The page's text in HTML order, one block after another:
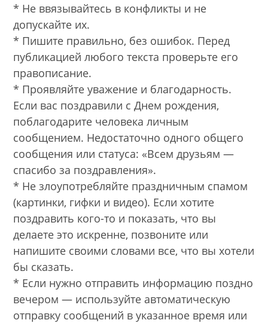
* Не ввязывайтесь в конфликты и не
допускайте их.
* Пишите правильно, без ошибок. Перед
публикацией любого текста проверьте его
правописание.
* Проявляйте уважение и благодарность.
Если вас поздравили с Днем рождения,
поблагодарите человека личным
сообщением. Недостаточно одного общего
сообщения или статуса: «Всем друзьям —
спасибо за поздравления».
* Не злоупотребляйте праздничным спамом
(картинки, гифки и видео). Если хотите
поздравить кого-то и показать, что вы
делаете это искренне, позвоните или
напишите своими словами все, что вы хотели
бы сказать.
* Если нужно отправить информацию поздно
вечером — используйте автоматическую
отправку сообщений в указанное время или